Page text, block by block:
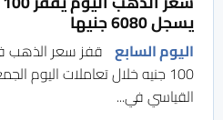
يسجل 6080 جنيها
اليوم السابع قفز سعر الذهب
100 جنيه خلال تعاملات اليوم
القياسي في...